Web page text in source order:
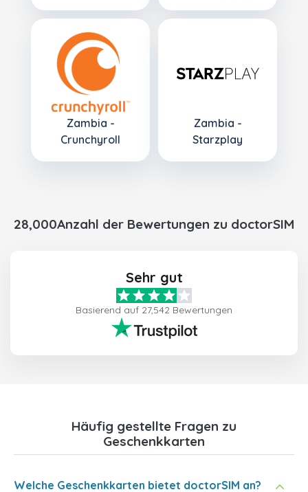
Zambia -
Crunchyroll
Zambia -
Starzplay
28,000Anzahl der Bewertungen zu doctorSIM
Sehr gut
Basierend auf 27,542 Bewertungen
Häufig gestellte Fragen zu
Geschenkkarten
Welche Geschenkkarten bietet doctorSIM an?